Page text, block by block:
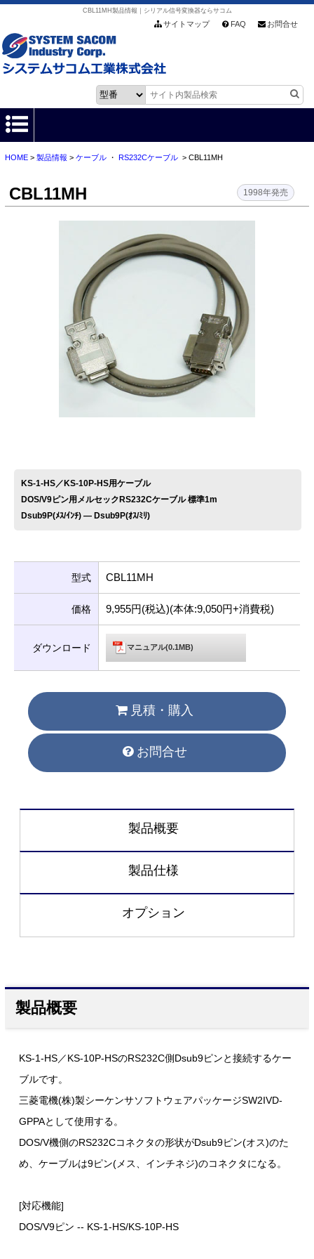
CBL11MH製品情報｜シリアル信号変換器ならサコム
サイトマップ FAQ お問合せ
HOME
お客様サポート
HOME> 製品情報 > ケーブル・ RS232Cケーブル> CBL11MH
CBL11MH 1998年発売
KS-1-HS／KS-10P-HS用ケーブル
DOS/V9ピン用メルセックRS232Cケーブル 標準1m
Dsub9P(ﾒｽ/ｲﾝﾁ) ― Dsub9P(ｵｽ/ﾐﾘ)
型式 CBL11MH
価格 9,955円(税込)(本体:9,050円+消費税)
ダウンロード マニュアル(0.1MB)
見積・購入
お問合せ
製品概要
製品仕様
オプション
製品概要
KS-1-HS／KS-10P-HSのRS232C側Dsub9ピンと接続するケー
ブルです。
三菱電機(株)製シーケンサソフトウェアパッケージSW2IVD-
GPPAとして使用する。
DOS/V機側のRS232Cコネクタの形状がDsub9ピン(オス)のた
め、ケーブルは9ピン(メス、インチネジ)のコネクタになる。
[対応機能]
DOS/V9ピン -- KS-1-HS/KS-10P-HS